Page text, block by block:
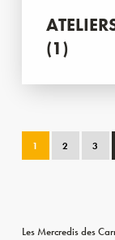
(1)
1 2 3
Les Mercredis des